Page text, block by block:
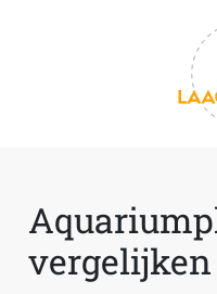
vergelijken